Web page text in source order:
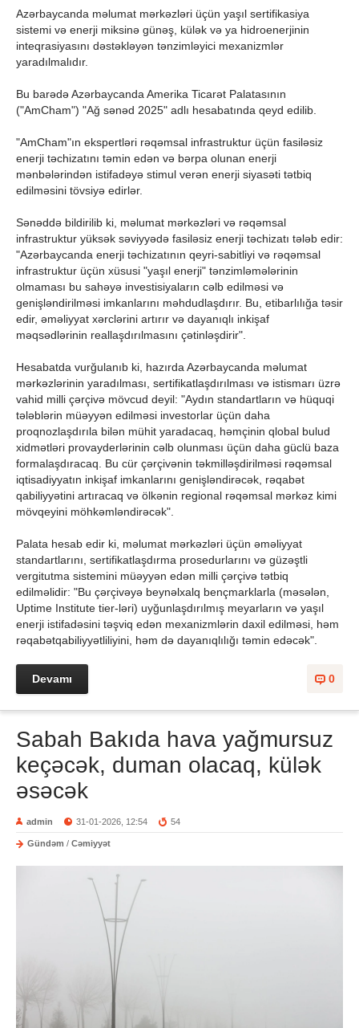
Azərbaycanda məlumat mərkəzləri üçün yaşıl sertifikasiya
sistemi və enerji miksinə günəş, külək və ya hidroenerjinin
inteqrasiyasını dəstəkləyən tənzimləyici mexanizmlər
yaradılmalıdır.
Bu barədə Azərbaycanda Amerika Ticarət Palatasının
("AmCham") "Ağ sənəd 2025" adlı hesabatında qeyd edilib.
"AmCham"ın ekspertləri rəqəmsal infrastruktur üçün fasiləsiz
enerji təchizatını təmin edən və bərpa olunan enerji
mənbələrindən istifadəyə stimul verən enerji siyasəti tətbiq
edilməsini tövsiyə edirlər.
Sənəddə bildirilib ki, məlumat mərkəzləri və rəqəmsal
infrastruktur yüksək səviyyədə fasiləsiz enerji təchizatı tələb edir:
"Azərbaycanda enerji təchizatının qeyri-sabitliyi və rəqəmsal
infrastruktur üçün xüsusi "yaşıl enerji" tənzimləmələrinin
olmaması bu sahəyə investisiyaların cəlb edilməsi və
genişləndirilməsi imkanlarını məhdudlaşdırır. Bu, etibarlılığa təsir
edir, əməliyyat xərclərini artırır və dayanıqlı inkişaf
məqsədlərinin reallaşdırılmasını çətinləşdirir".
Hesabatda vurğulanıb ki, hazırda Azərbaycanda məlumat
mərkəzlərinin yaradılması, sertifikatlaşdırılması və istismarı üzrə
vahid milli çərçivə mövcud deyil: "Aydın standartların və hüquqi
tələblərin müəyyən edilməsi investorlar üçün daha
proqnozlaşdırıla bilən mühit yaradacaq, həmçinin qlobal bulud
xidmətləri provayderlərinin cəlb olunması üçün daha güclü baza
formalaşdıracaq. Bu cür çərçivənin təkmilləşdirilməsi rəqəmsal
iqtisadiyyatın inkişaf imkanlarını genişləndirəcək, rəqabət
qabiliyyətini artıracaq və ölkənin regional rəqəmsal mərkəz kimi
mövqeyini möhkəmləndirəcək".
Palata hesab edir ki, məlumat mərkəzləri üçün əməliyyat
standartlarını, sertifikatlaşdırma prosedurlarını və güzəştli
vergitutma sistemini müəyyən edən milli çərçivə tətbiq
edilməlidir: "Bu çərçivəyə beynəlxalq bençmarklarla (məsələn,
Uptime Institute tier-ləri) uyğunlaşdırılmış meyarların və yaşıl
enerji istifadəsini təşviq edən mexanizmlərin daxil edilməsi, həm
rəqabətqabiliyyətliliyini, həm də dayanıqlılığı təmin edəcək".
0
Devamı
Sabah Bakıda hava yağmursuz
keçəcək, duman olacaq, külək
əsəcək
admin 31-01-2026, 12:54 54
Gündəm / Cəmiyyət